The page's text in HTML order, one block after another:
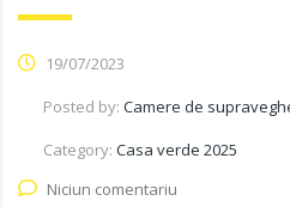
19/07/2023
Posted by: Camere de
Category: Casa verde 2025
Niciun comentariu